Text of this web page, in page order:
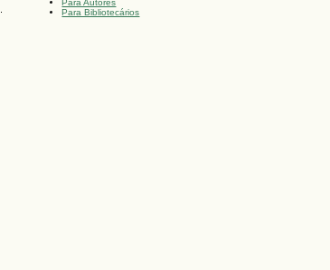
Para Autores
Para Bibliotecários